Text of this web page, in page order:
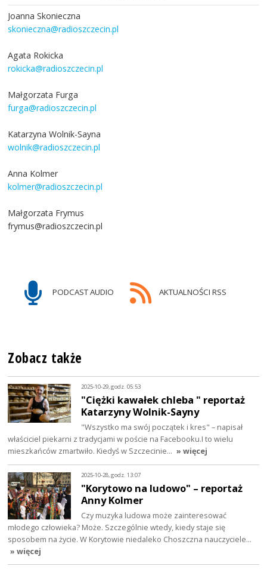
Joanna Skonieczna
skonieczna@radioszczecin.pl
Agata Rokicka
rokicka@radioszczecin.pl
Małgorzata Furga
furga@radioszczecin.pl
Katarzyna Wolnik-Sayna
wolnik@radioszczecin.pl
Anna Kolmer
kolmer@radioszczecin.pl
Małgorzata Frymus
frymus@radioszczecin.pl
PODCAST AUDIO AKTUALNOŚCI RSS
Zobacz także
2025-10-29, godz. 05:53
"Ciężki kawałek chleba " reportaż
Katarzyny Wolnik-Sayny
"Wszystko ma swój początek i kres" – napisał
właściciel piekarni z tradycjami w poście na Facebooku.I to wielu
mieszkańców zmartwiło. Kiedyś w Szczecinie… » więcej
2025-10-28, godz. 13:07
"Korytowo na ludowo" – reportaż
Anny Kolmer
Czy muzyka ludowa może zainteresować
młodego człowieka? Może. Szczególnie wtedy, kiedy staje się
sposobem na życie. W Korytowie niedaleko Choszczna nauczyciele…
» więcej